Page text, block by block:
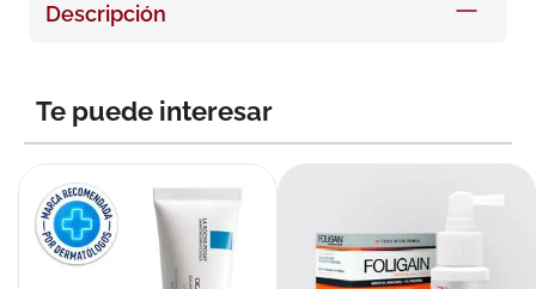
Descripción
Te puede interesar
7. isdin
9 pañales
10.nivea